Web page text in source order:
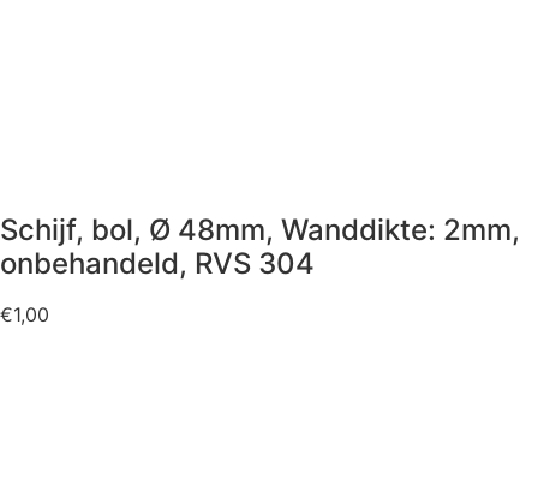
Schijf, bol, Ø 48mm, Wanddikte: 2mm,
onbehandeld, RVS 304
€1,00